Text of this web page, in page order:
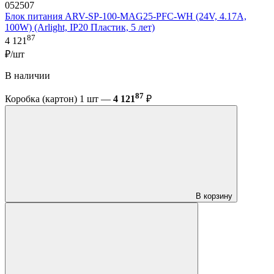
052507
Блок питания ARV-SP-100-MAG25-PFC-WH (24V, 4.17A,
100W) (Arlight, IP20 Пластик, 5 лет)
4 12187
₽/шт
В наличии
Коробка (картон) 1 шт — 4 12187 ₽
В корзину